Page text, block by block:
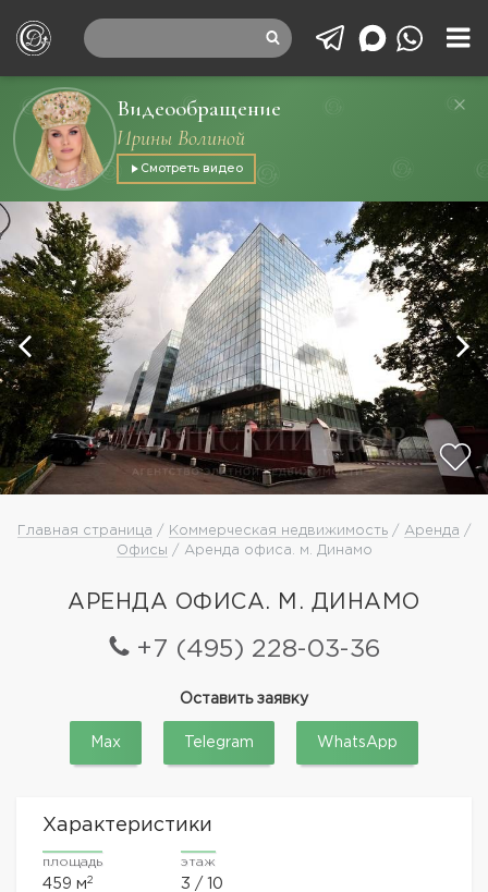
Видеообращение
Ирины Волиной
Смотреть видео
Главная страница / Коммерческая недвижимость/ Аренда /
Офисы / Аренда офиса. м. Динамо
АРЕНДА ОФИСА. М. ДИНАМО
+7 (495) 228-03-36
Оставить заявку
Max Telegram WhatsApp
Характеристики
площадь
459 м2
этаж
3 / 10